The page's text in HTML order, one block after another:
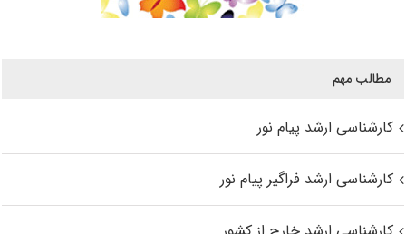
مطالب مهم
کارشناسی ارشد پیام نور
کارشناسی ارشد فراگیر پیام نور